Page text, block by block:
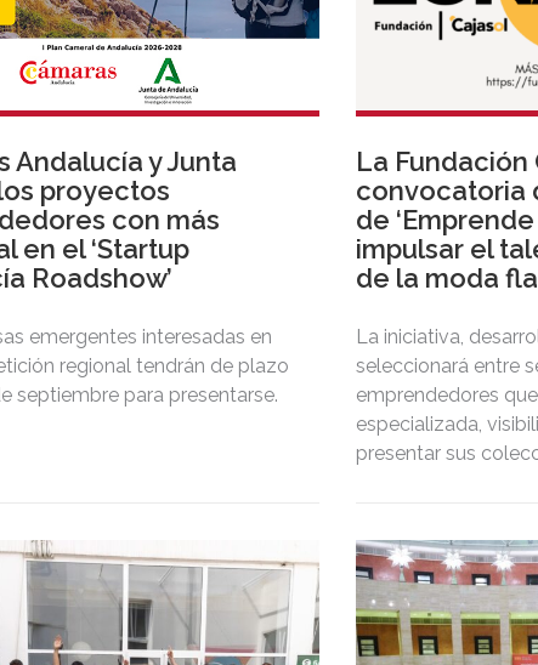
Andalucía y Junta
proyectos
con más
en el ‘Startup
Roadshow’
emergentes interesadas en
regional tendrán de plazo
septiembre para presentarse.
La Fundación
convocatoria
de
impulsar el
de la moda
La iniciativa,
seleccionará entre
emprendedores
especializada,
presentar sus